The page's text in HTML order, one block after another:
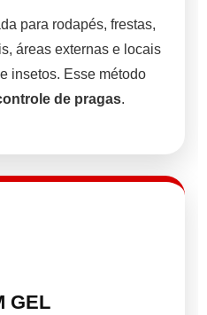
para rodapés, frestas,
áreas externas e locais
insetos. Esse método
de pragas.
GEL